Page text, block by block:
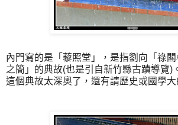
內門寫的是「藜照堂」，是指劉向「祿
之簡」的典故(也是引自新竹縣古蹟導覽)
這個典故太深奧了，還有請歷史或國學